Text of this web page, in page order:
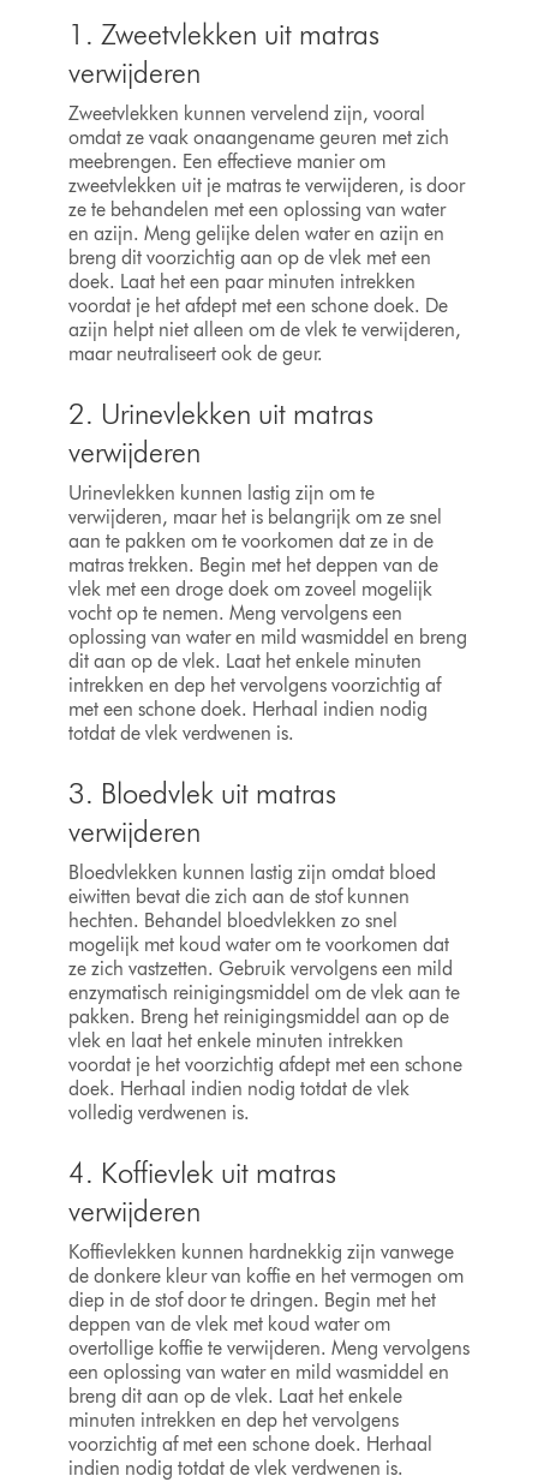
1. Zweetvlekken uit matras
verwijderen
Zweetvlekken kunnen vervelend zijn, vooral
omdat ze vaak onaangename geuren met zich
meebrengen. Een effectieve manier om
zweetvlekken uit je matras te verwijderen, is door
ze te behandelen met een oplossing van water
en azijn. Meng gelijke delen water en azijn en
breng dit voorzichtig aan op de vlek met een
doek. Laat het een paar minuten intrekken
voordat je het afdept met een schone doek. De
azijn helpt niet alleen om de vlek te verwijderen,
maar neutraliseert ook de geur.
2. Urinevlekken uit matras
verwijderen
Urinevlekken kunnen lastig zijn om te
verwijderen, maar het is belangrijk om ze snel
aan te pakken om te voorkomen dat ze in de
matras trekken. Begin met het deppen van de
vlek met een droge doek om zoveel mogelijk
vocht op te nemen. Meng vervolgens een
oplossing van water en mild wasmiddel en breng
dit aan op de vlek. Laat het enkele minuten
intrekken en dep het vervolgens voorzichtig af
met een schone doek. Herhaal indien nodig
totdat de vlek verdwenen is.
3. Bloedvlek uit matras
verwijderen
Bloedvlekken kunnen lastig zijn omdat bloed
eiwitten bevat die zich aan de stof kunnen
hechten. Behandel bloedvlekken zo snel
mogelijk met koud water om te voorkomen dat
ze zich vastzetten. Gebruik vervolgens een mild
enzymatisch reinigingsmiddel om de vlek aan te
pakken. Breng het reinigingsmiddel aan op de
vlek en laat het enkele minuten intrekken
voordat je het voorzichtig afdept met een schone
doek. Herhaal indien nodig totdat de vlek
volledig verdwenen is.
4. Koffievlek uit matras
verwijderen
Koffievlekken kunnen hardnekkig zijn vanwege
de donkere kleur van koffie en het vermogen om
diep in de stof door te dringen. Begin met het
deppen van de vlek met koud water om
overtollige koffie te verwijderen. Meng vervolgens
een oplossing van water en mild wasmiddel en
breng dit aan op de vlek. Laat het enkele
minuten intrekken en dep het vervolgens
voorzichtig af met een schone doek. Herhaal
indien nodig totdat de vlek verdwenen is.